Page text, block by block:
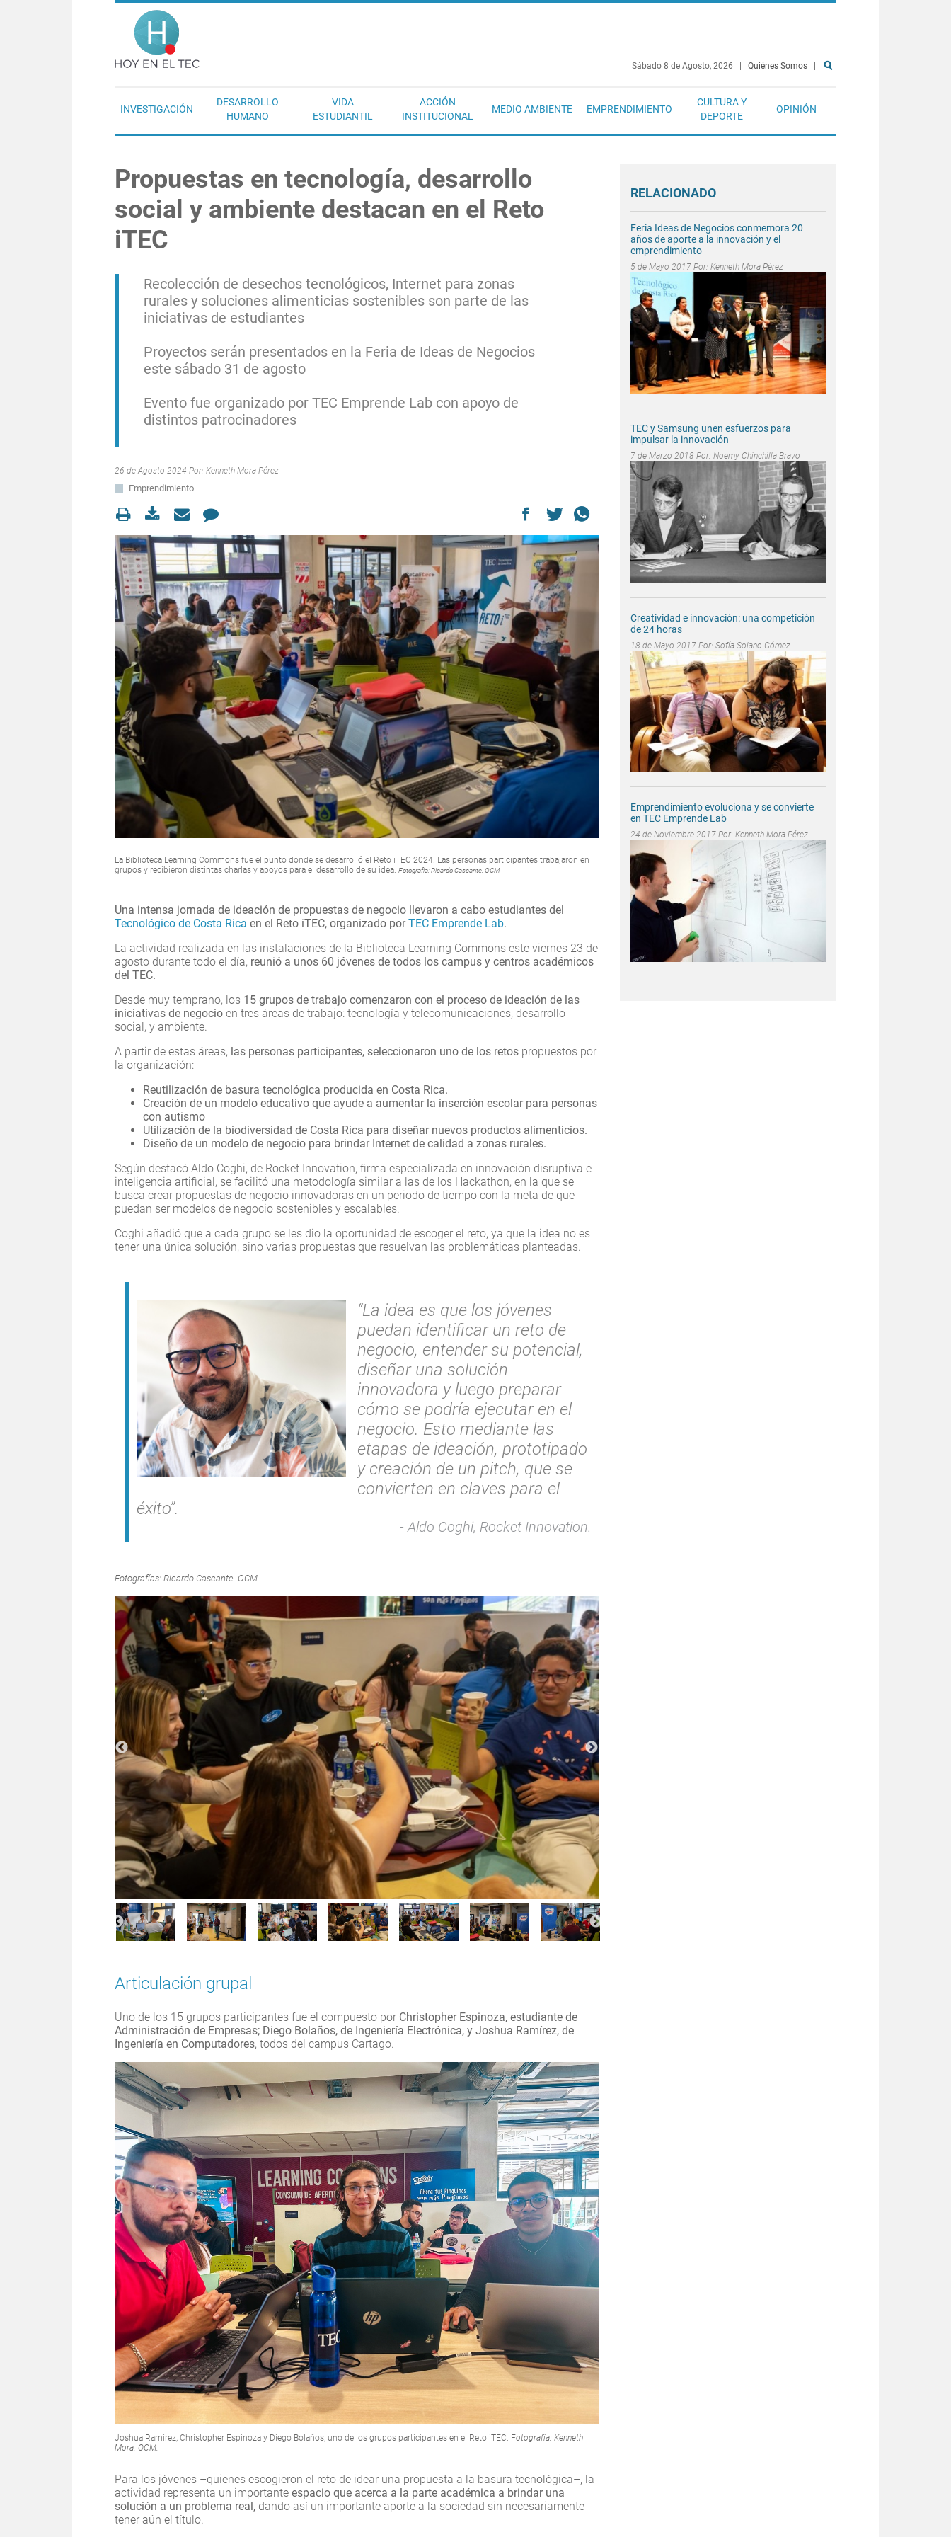
Pasar al contenido principal
Sábado 8 de Agosto, 2026 Quiénes Somos
INVESTIGACIÓN
DESARROLLO
HUMANO
VIDA
ESTUDIANTIL
ACCIÓN
INSTITUCIONAL
MEDIO AMBIENTE EMPRENDIMIENTO
CULTURA Y
DEPORTE
OPINIÓN
Propuestas en tecnología, desarrollo
social y ambiente destacan en el Reto
iTEC
Recolección de desechos tecnológicos, Internet para zonas
rurales y soluciones alimenticias sostenibles son parte de las
iniciativas de estudiantes
Proyectos serán presentados en la Feria de Ideas de Negocios
este sábado 31 de agosto
Evento fue organizado por TEC Emprende Lab con apoyo de
distintos patrocinadores
26 de Agosto 2024 Por: Kenneth Mora Pérez
Emprendimiento
La Biblioteca Learning Commons fue el punto donde se desarrolló el Reto iTEC 2024. Las personas participantes trabajaron en
grupos y recibieron distintas charlas y apoyos para el desarrollo de su idea. Fotografía: Ricardo Cascante. OCM
Una intensa jornada de ideación de propuestas de negocio llevaron a cabo estudiantes del
Tecnológico de Costa Rica en el Reto iTEC, organizado porTEC Emprende Lab.
La actividad realizada en las instalaciones de la Biblioteca Learning Commons este viernes 23 de
agosto durante todo el día, reunió a unos 60 jóvenes de todos los campus y centros académicos
del TEC.
Desde muy temprano, los 15 grupos de trabajo comenzaron con el proceso de ideación de las
iniciativas de negocio en tres áreas de trabajo: tecnología y telecomunicaciones; desarrollo
social, y ambiente.
A partir de estas áreas, las personas participantes, seleccionaron uno de los retos propuestos por
la organización:
Reutilización de basura tecnológica producida en Costa Rica.
Creación de un modelo educativo que ayude a aumentar la inserción escolar para personas
con autismo
Utilización de la biodiversidad de Costa Rica para diseñar nuevos productos alimenticios.
Diseño de un modelo de negocio para brindar Internet de calidad a zonas rurales.
Según destacó Aldo Coghi, de Rocket Innovation, firma especializada en innovación disruptiva e
inteligencia artificial, se facilitó una metodología similar a las de los Hackathon, en la que se
busca crear propuestas de negocio innovadoras en un periodo de tiempo con la meta de que
puedan ser modelos de negocio sostenibles y escalables.
Coghi añadió que a cada grupo se les dio la oportunidad de escoger el reto, ya que la idea no es
tener una única solución, sino varias propuestas que resuelvan las problemáticas planteadas.
“La idea es que los jóvenes
puedan identificar un reto de
negocio, entender su potencial,
diseñar una solución
innovadora y luego preparar
cómo se podría ejecutar en el
negocio. Esto mediante las
etapas de ideación, prototipado
y creación de un pitch, que se
convierten en claves para el
éxito”.
Aldo Coghi, Rocket Innovation.
Fotografías: Ricardo Cascante. OCM.
Articulación grupal
Uno de los 15 grupos participantes fue el compuesto por Christopher Espinoza, estudiante de
Administración de Empresas; Diego Bolaños, de Ingeniería Electrónica, y Joshua Ramírez, de
Ingeniería en Computadores, todos del campus Cartago.
Joshua Ramírez, Christopher Espinoza y Diego Bolaños, uno de los grupos participantes en el Reto iTEC. Fotografía: Kenneth
Mora. OCM.
Para los jóvenes –quienes escogieron el reto de idear una propuesta a la basura tecnológica–, la
actividad representa un importante espacio que acerca a la parte académica a brindar una
solución a un problema real, dando así un importante aporte a la sociedad sin necesariamente
tener aún el título.
RELACIONADO
Feria Ideas de Negocios conmemora 20
años de aporte a la innovación y el
emprendimiento
5 de Mayo 2017 Por: Kenneth Mora Pérez
TEC y Samsung unen esfuerzos para
impulsar la innovación
7 de Marzo 2018 Por: Noemy Chinchilla Bravo
Creatividad e innovación: una competición
de 24 horas
18 de Mayo 2017 Por: Sofía Solano Gómez
Emprendimiento evoluciona y se convierte
en TEC Emprende Lab
24 de Noviembre 2017 Por: Kenneth Mora Pérez